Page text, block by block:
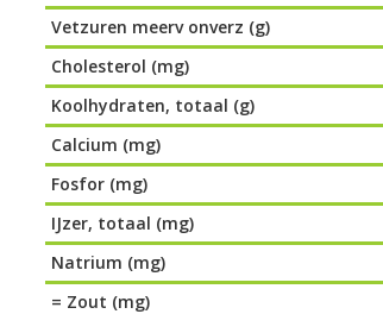
Vetzuren meerv onverz (g)
Cholesterol (mg)
Koolhydraten, totaal (g)
Calcium (mg)
Fosfor (mg)
IJzer, totaal (mg)
Natrium (mg)
= Zout (mg)